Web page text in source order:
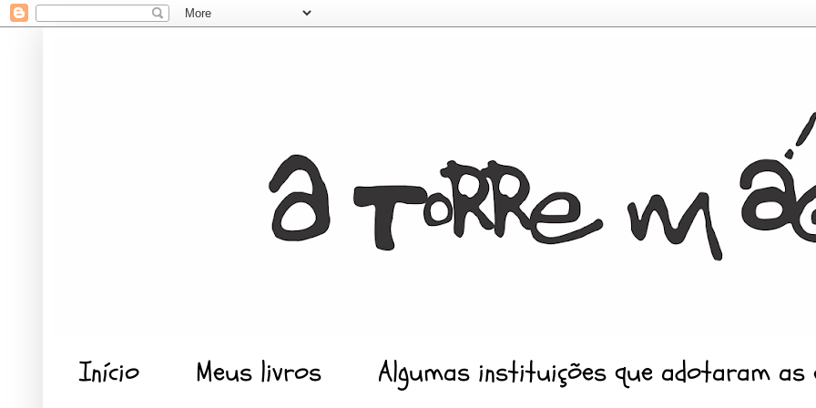
Início Meus livros Algumas instituições que adotaram